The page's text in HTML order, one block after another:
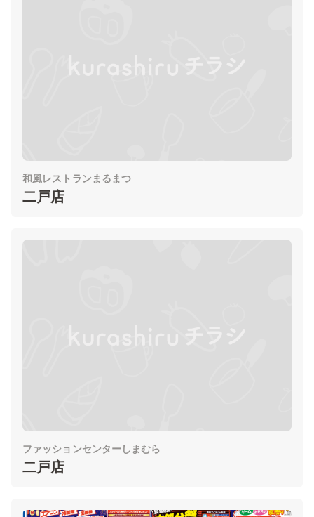
和風レストランまるまつ
二戸店
ファッションセンターしまむら
二戸店